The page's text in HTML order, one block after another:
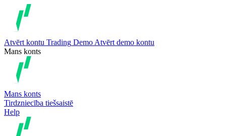
Atvērt kontu Trading Demo Atvērt demo kontu
Mans konts
Mans konts
Tirdzniecība tiešsaistē
Help